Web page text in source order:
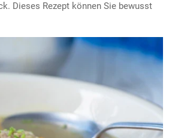
Dieses Rezept können Sie bewusst